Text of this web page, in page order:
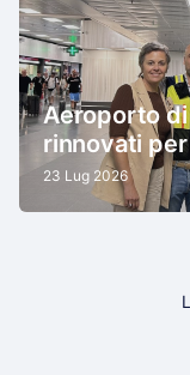
Aeroporto di
rinnovati
23 Lug 2026